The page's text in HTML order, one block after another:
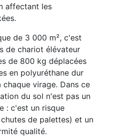
affectant les
de 3 000 m², c'est
de chariot élévateur
de 800 kg déplacées
en polyuréthane dur
virage. Dans ce
du sol n'est pas un
: c'est un risque
de palettes) et un
qualité.